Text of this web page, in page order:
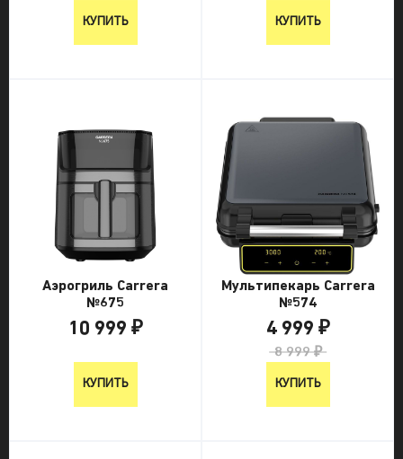
КУПИТЬ КУПИТЬ
Аэрогриль Carrera
№675
10 999 ₽
КУПИТЬ
Мультипекарь Carrera
№574
4 999 ₽
8 999 ₽
КУПИТЬ